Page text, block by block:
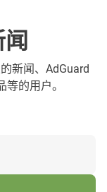
新闻、AdGuard
的用户。